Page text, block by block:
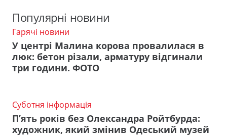
Популярні новини
Гарячі новини
У центрі Малина корова провалилася в
люк: бетон різали, арматуру відгинали
три години. ФОТО
Суботня інформація
П’ять років без Олександра Ройтбурда:
художник, який змінив Одеський музей